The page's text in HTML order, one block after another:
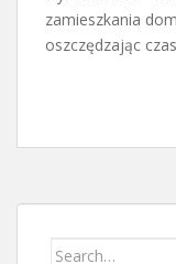
zamieszkania
oszczędzając
Search